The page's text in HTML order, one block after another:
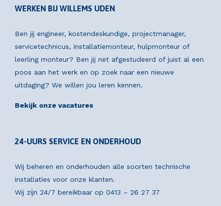
WERKEN BIJ WILLEMS UDEN
Ben jij engineer, kostendeskundige, projectmanager,
servicetechnicus, installatiemonteur, hulpmonteur of
leerling monteur? Ben jij net afgestudeerd of juist al een
poos aan het werk en op zoek naar een nieuwe
uitdaging? We willen jou leren kennen.
Bekijk onze vacatures
24-UURS SERVICE EN ONDERHOUD
Wij beheren en onderhouden alle soorten technische
installaties voor onze klanten.
Wij zijn 24/7 bereikbaar op 0413 – 26 27 37